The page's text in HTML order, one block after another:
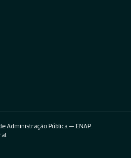
Administração Pública — ENAP.